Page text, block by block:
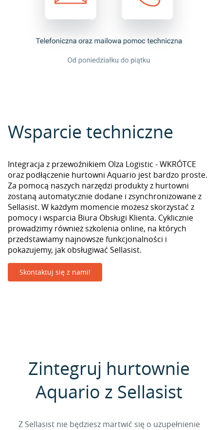
Wsparcie techniczne
Integracja z przewoźnikiem Olza Logistic - WKRÓTCE
oraz podłączenie hurtowni Aquario jest bardzo proste.
Za pomocą naszych narzędzi produkty z hurtowni
zostaną automatycznie dodane i zsynchronizowane z
Sellasist. W każdym momencie możesz skorzystać z
pomocy i wsparcia Biura Obsługi Klienta. Cyklicznie
prowadzimy również szkolenia online, na których
przedstawiamy najnowsze funkcjonalności i
pokazujemy, jak obsługiwać Sellasist.
Skontaktuj się z nami!
Zintegruj hurtownie
Aquario z Sellasist
Z Sellasist nie będziesz martwić się o uzupełnienie